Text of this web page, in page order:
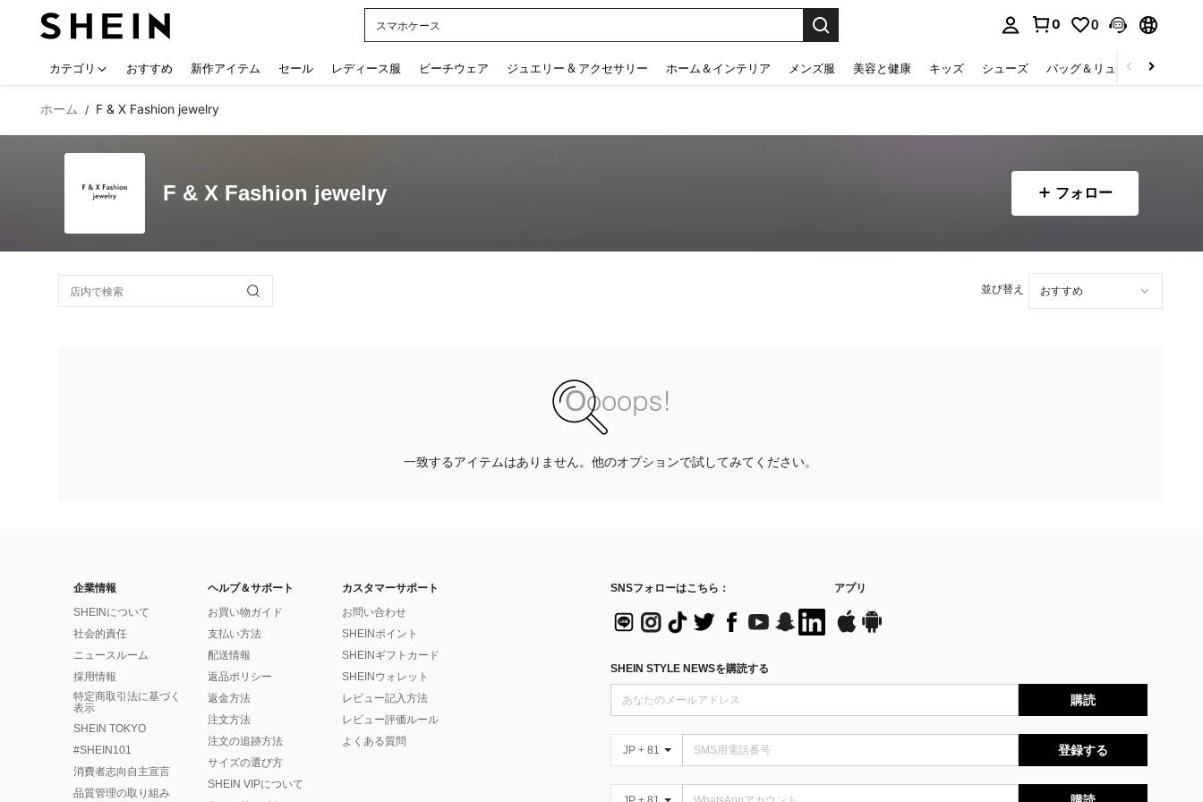
スマホケース
0 0
カテゴリ おすすめ 新作アイテム セール レディース服 ビーチウェア ジュエリー & アクセサリー ホーム＆インテリア メンズ服 美容と健康 キッズ シューズ バッグ＆リュック
ホーム / F & X Fashion jewelry
F & X Fashion jewelry フォロー
並び替え
一致するアイテムはありません。他のオプションで試してみてください。
企業情報
SHEINについて
社会的責任
ニュースルーム
採用情報
特定商取引法に基づく
表示
SHEIN TOKYO
#SHEIN101
消費者志向自主宣言
品質管理の取り組み
ヘルプ＆サポート
お買い物ガイド
支払い方法
配送情報
返品ポリシー
返金方法
注文方法
注文の追跡方法
サイズの選び方
SHEIN VIPについて
カスタマーサポート
お問い合わせ
SHEINポイント
SHEINギフトカード
SHEINウォレット
レビュー記入方法
レビュー評価ルール
よくある質問
SNSフォローはこちら： アプリ
SHEIN STYLE NEWSを購読する
購読
JP + 81 登録する